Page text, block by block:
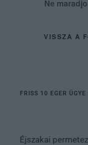
Ne
VISSZA A
FRISS 10 EGER ÜGYE
Éjszakai